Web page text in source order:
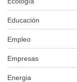
Educación
Empleo
Empresas
Energia